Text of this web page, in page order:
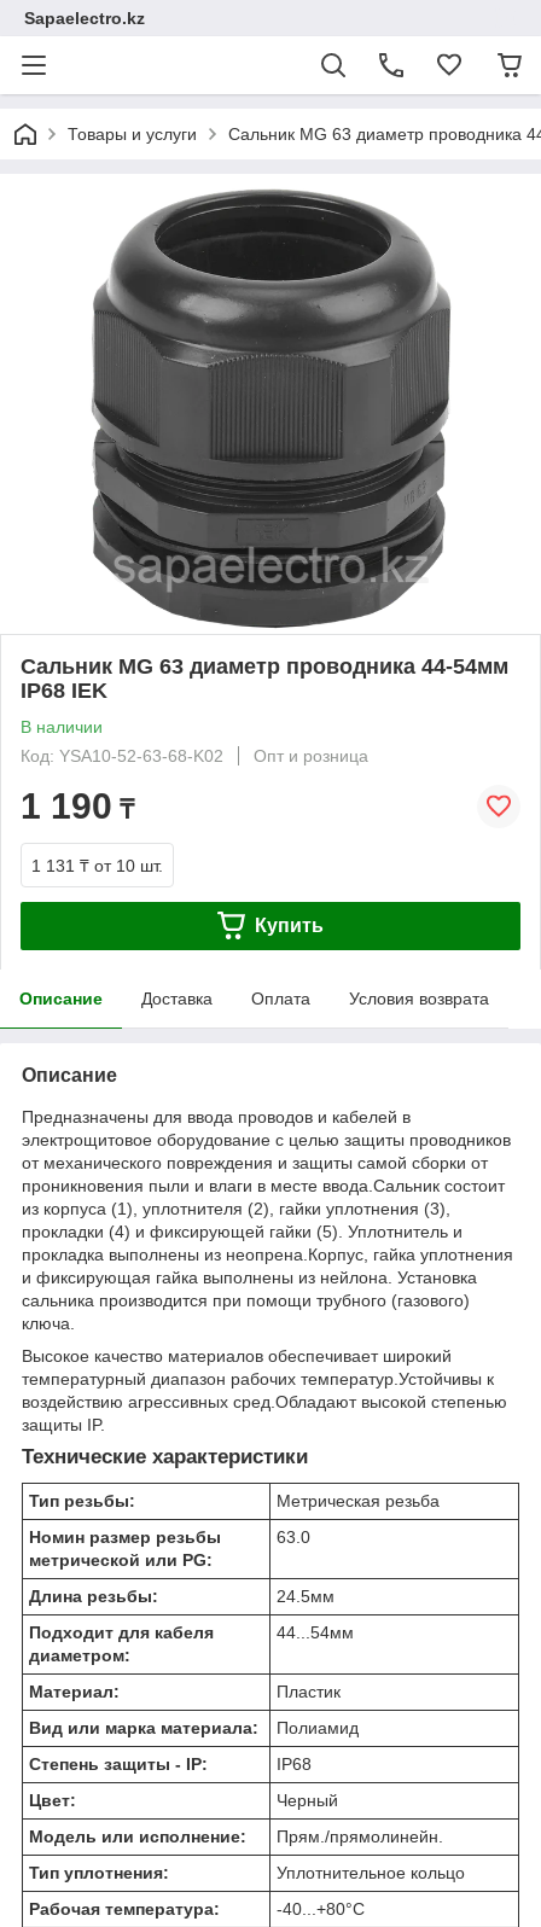
Sapaelectro.kz
Товары и услуги Сальник MG 63 диаметр проводника
Сальник MG 63 диаметр проводника 44-54мм
IP68 IEK
В наличии
Код: YSA10-52-63-68-K02
Опт и розница
1 190 ₸
1 131 ₸ от 10 шт.
Купить
Описание Доставка Оплата Условия возврата
Описание
Предназначены для ввода проводов и кабелей в
электрощитовое оборудование с целью защиты проводников
от механического повреждения и защиты самой сборки от
проникновения пыли и влаги в месте ввода.Сальник состоит
из корпуса (1), уплотнителя (2), гайки уплотнения (3),
прокладки (4) и фиксирующей гайки (5). Уплотнитель и
прокладка выполнены из неопрена.Корпус, гайка уплотнения
и фиксирующая гайка выполнены из нейлона. Установка
сальника производится при помощи трубного (газового)
ключа.
Высокое качество материалов обеспечивает широкий
температурный диапазон рабочих температур.Устойчивы к
воздействию агрессивных сред.Обладают высокой степенью
защиты IP.
Технические характеристики
Тип резьбы:
Метрическая резьба
Номин размер резьбы
метрической или PG:
63.0
Длина резьбы: 24.5мм
Подходит для кабеля
диаметром:
44...54мм
Материал:
Пластик
Вид или марка материала:
Полиамид
Степень защиты - IP:
IP68
Цвет:
Черный
Модель или исполнение:
Прям./прямолинейн.
Тип уплотнения:
Уплотнительное кольцо
Рабочая температура:
-40...+80°C